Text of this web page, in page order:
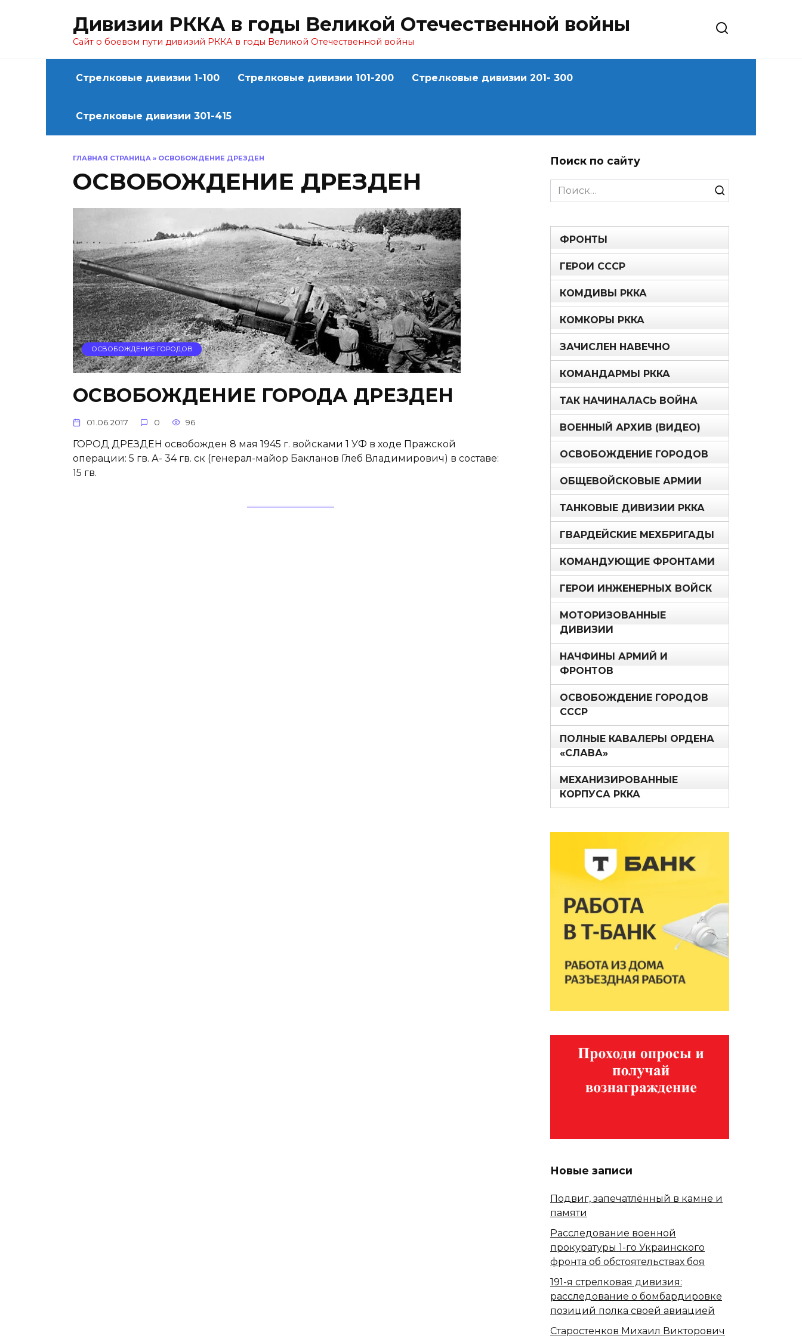
Дивизии РККА в годы Великой Отечественной войны
Сайт о боевом пути дивизий РККА в годы Великой Отечественной войны
Стрелковые дивизии 1-100 Стрелковые дивизии 101-200 Стрелковые дивизии 201- 300
Стрелковые дивизии 301-415
ГЛАВНАЯ СТРАНИЦА » ОСВОБОЖДЕНИЕ ДРЕЗДЕН
ОСВОБОЖДЕНИЕ ДРЕЗДЕН
ОСВОБОЖДЕНИЕ ГОРОДОВ
ОСВОБОЖДЕНИЕ ГОРОДА ДРЕЗДЕН
01.06.2017 0 96
ГОРОД ДРЕЗДЕН освобожден 8 мая 1945 г. войсками 1 УФ в ходе Пражской
операции: 5 гв. А- 34 гв. ск (генерал-майор Бакланов Глеб Владимирович) в составе:
15 гв.
Поиск по сайту
Search
for:
ФРОНТЫ
ГЕРОИ СССР
КОМДИВЫ РККА
КОМКОРЫ РККА
ЗАЧИСЛЕН НАВЕЧНО
КОМАНДАРМЫ РККА
ТАК НАЧИНАЛАСЬ ВОЙНА
ВОЕННЫЙ АРХИВ (ВИДЕО)
ОСВОБОЖДЕНИЕ ГОРОДОВ
ОБЩЕВОЙСКОВЫЕ АРМИИ
ТАНКОВЫЕ ДИВИЗИИ РККА
ГВАРДЕЙСКИЕ МЕХБРИГАДЫ
КОМАНДУЮЩИЕ ФРОНТАМИ
ГЕРОИ ИНЖЕНЕРНЫХ ВОЙСК
МОТОРИЗОВАННЫЕ
ДИВИЗИИ
НАЧФИНЫ АРМИЙ И
ФРОНТОВ
ОСВОБОЖДЕНИЕ ГОРОДОВ
СССР
ПОЛНЫЕ КАВАЛЕРЫ ОРДЕНА
«СЛАВА»
МЕХАНИЗИРОВАННЫЕ
КОРПУСА РККА
Новые записи
Подвиг, запечатлённый в камне и
памяти
Расследование военной
прокуратуры 1-го Украинского
фронта об обстоятельствах боя
191-я стрелковая дивизия:
расследование о бомбардировке
позиций полка своей авиацией
Старостенков Михаил Викторович